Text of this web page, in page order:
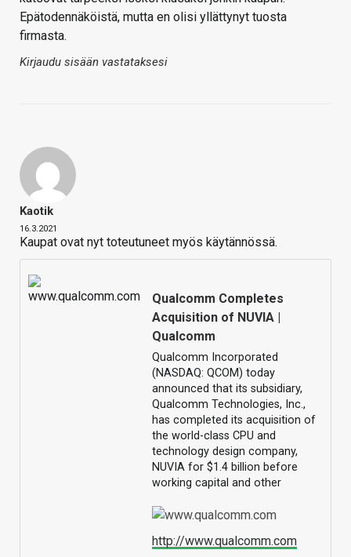
Epätodennäköistä, mutta en olisi yllättynyt tuosta
firmasta.
Kirjaudu sisään vastataksesi
Kaotik
16.3.2021
Kaupat ovat nyt toteutuneet myös käytännössä.
Qualcomm Completes
Acquisition of NUVIA |
Qualcomm
Qualcomm Incorporated
(NASDAQ: QCOM) today
announced that its subsidiary,
Qualcomm Technologies, Inc.,
has completed its acquisition of
the world-class CPU and
technology design company,
NUVIA for $1.4 billion before
working capital and other
http://www.qualcomm.com